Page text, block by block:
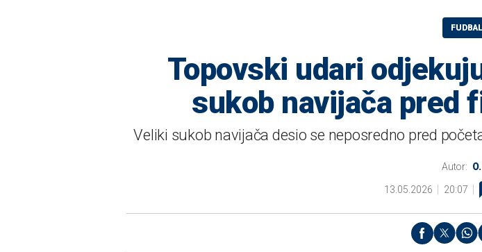
FUDBAL
Topovski udari
sukob navijača pred
Veliki sukob navijača desio se neposredno pred
Autor:
13.05.2026 20:07